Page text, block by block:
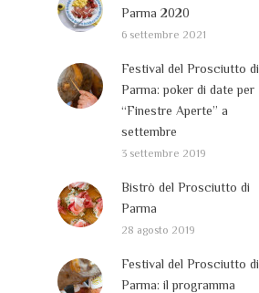
Parma 2020
6 settembre 2021
Festival del Prosciutto di
Parma: poker di date per
“Finestre Aperte” a
settembre
3 settembre 2019
Bistrò del Prosciutto di
Parma
28 agosto 2019
Festival del Prosciutto di
Parma: il programma